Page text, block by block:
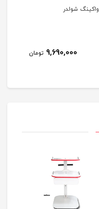
واکینگ شولدر
9,690,000 تومان